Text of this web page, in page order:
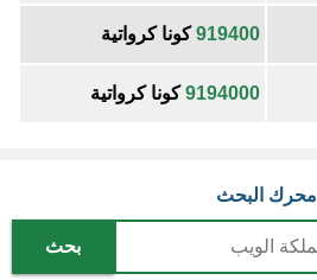
919400كونا كرواتية
9194000كونا كرواتية
محرك البحث
بحث